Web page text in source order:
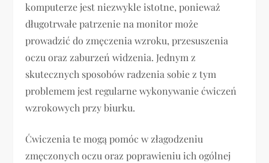
komputerze jest niezwykle istotne, ponieważ
długotrwałe patrzenie na monitor może
prowadzić do zmęczenia wzroku, przesuszenia
oczu oraz zaburzeń widzenia. Jednym z
skutecznych sposobów radzenia sobie z tym
problemem jest regularne wykonywanie ćwiczeń
wzrokowych przy biurku.
Ćwiczenia te mogą pomóc w złagodzeniu
zmęczonych oczu oraz poprawieniu ich ogólnej